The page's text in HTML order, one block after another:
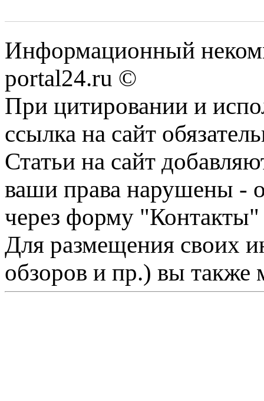
Информационный
portal24.ru ©
При цитировании и
ссылка на сайт
Статьи на сайт
ваши права нарушены -
через форму "Контакты"
Для размещения своих
обзоров и пр.) вы также